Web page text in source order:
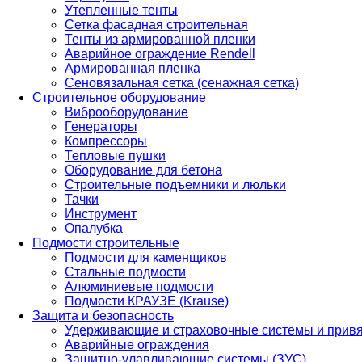
Утепленные тенты
Сетка фасадная строительная
Тенты из армированной пленки
Аварийное ограждение Rendell
Армированная пленка
Сеновязальная сетка (сенажная сетка)
Строительное оборудование
Виброоборудование
Генераторы
Компрессоры
Тепловые пушки
Оборудование для бетона
Строительные подъемники и люльки
Тачки
Инструмент
Опалубка
Подмости строительные
Подмости для каменщиков
Стальные подмости
Алюминиевые подмости
Подмости КРАУЗЕ (Krause)
Защита и безопасность
Удерживающие и страховочные системы и
Аварийные ограждения
Защитно-улавливающие системы (ЗУС)